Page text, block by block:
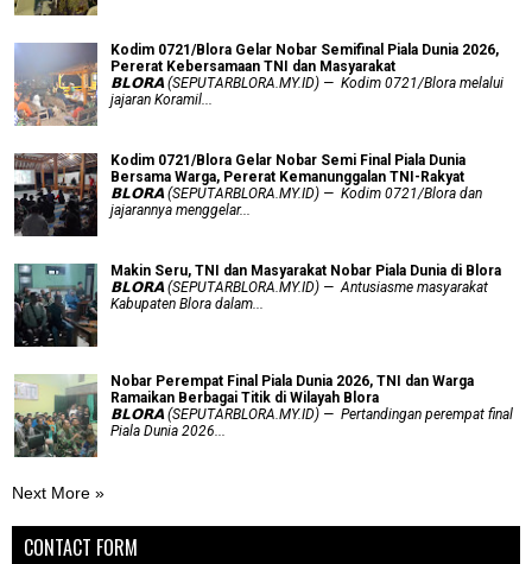
Kodim 0721/Blora Gelar Nobar Semifinal Piala Dunia 2026,
Pererat Kebersamaan TNI dan Masyarakat
𝗕𝗟𝗢𝗥𝗔 (SEPUTARBLORA.MY.ID) — Kodim 0721/Blora melalui
jajaran Koramil...
Kodim 0721/Blora Gelar Nobar Semi Final Piala Dunia
Bersama Warga, Pererat Kemanunggalan TNI-Rakyat
𝗕𝗟𝗢𝗥𝗔 (SEPUTARBLORA.MY.ID) — Kodim 0721/Blora dan
jajarannya menggelar...
Makin Seru, TNI dan Masyarakat Nobar Piala Dunia di Blora
𝗕𝗟𝗢𝗥𝗔 (SEPUTARBLORA.MY.ID) — Antusiasme masyarakat
Kabupaten Blora dalam...
Nobar Perempat Final Piala Dunia 2026, TNI dan Warga
Ramaikan Berbagai Titik di Wilayah Blora
𝗕𝗟𝗢𝗥𝗔 (SEPUTARBLORA.MY.ID) — Pertandingan perempat final
Piala Dunia 2026...
Next More »
CONTACT FORM